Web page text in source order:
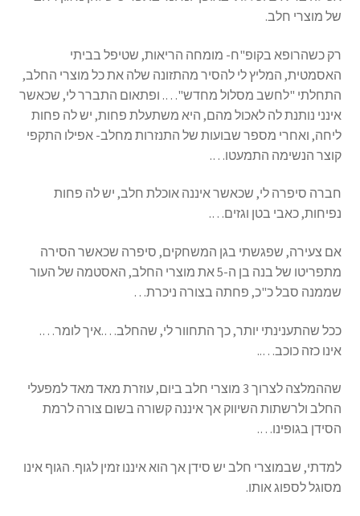
של מוצרי חלב.
רק כשהרופא בקופ"ח- מומחה הריאות, שטיפל בביתי
האסמטית, המליץ לי להסיר מהתזונה שלה את כל מוצרי החלב,
התחלתי "לחשב מסלול מחדש"…. ופתאום התברר לי, שכאשר
אינני נותנת לה לאכול מהם, היא משתעלת פחות, יש לה פחות
ליחה, ואחרי מספר שבועות של התנזרות מחלב- אפילו התקפי
קוצר הנשימה התמעטו….
חברה סיפרה לי, שכאשר איננה אוכלת חלב, יש לה פחות
נפיחות, כאבי בטן וגזים….
אם צעירה, שפגשתי בגן המשחקים, סיפרה שכאשר הסירה
מתפריטו של בנה בן ה-5 את מוצרי החלב, האסטמה של העור
שממנה סבל כ"כ, פחתה בצורה ניכרת…
ככל שהתענינתי יותר, כך התחוור לי, שהחלב….איך לומר….
אינו כזה כוכב…..
שההמלצה לצרוך 3 מוצרי חלב ביום, עוזרת מאד מאד למפעלי
החלב ולרשתות השיווק אך איננה קשורה בשום צורה לרמת
הסידן בגופינו….
למדתי, שבמוצרי חלב יש סידן אך הוא איננו זמין לגוף. הגוף אינו
מסוגל לספוג אותו.